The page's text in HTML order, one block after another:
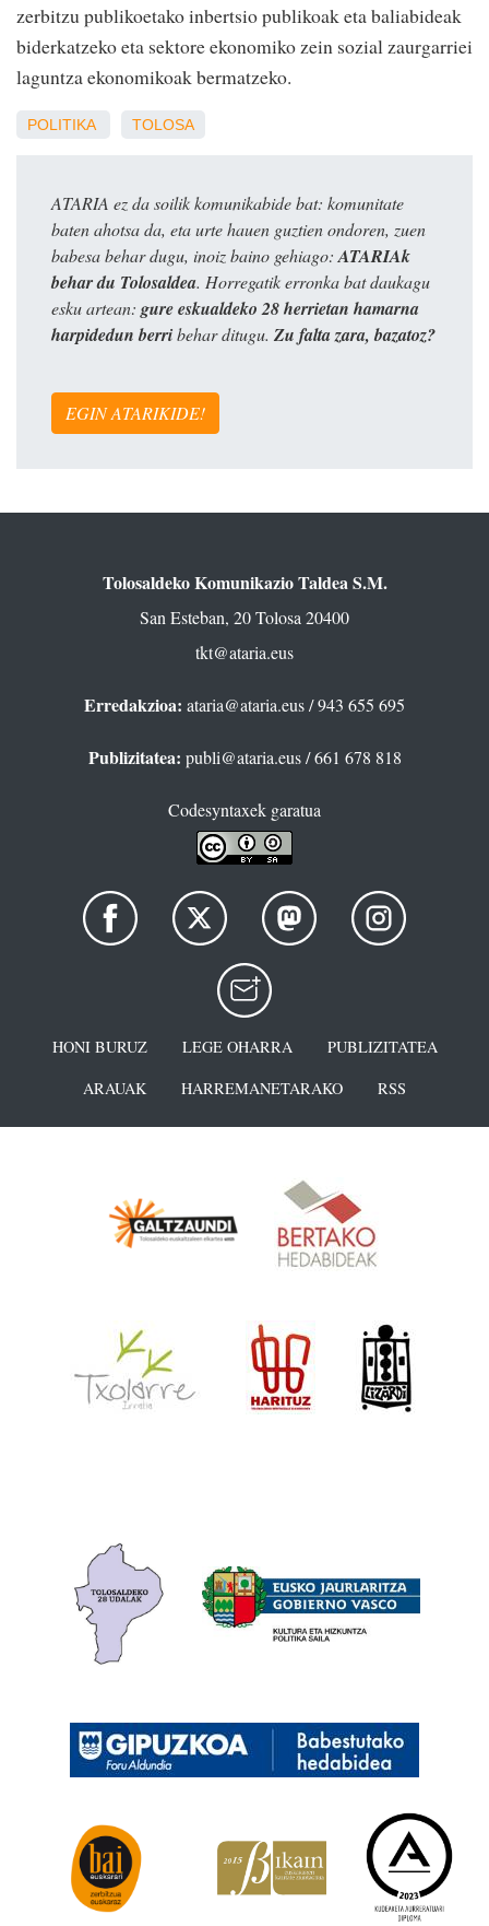
zerbitzu publikoetako inbertsio publikoak eta baliabideak
biderkatzeko eta sektore ekonomiko zein sozial zaurgarriei
laguntza ekonomikoak bermatzeko.
POLITIKA TOLOSA
ATARIA ez da soilik komunikabide bat: komunitate
baten ahotsa da, eta urte hauen guztien ondoren, zuen
babesa behar dugu, inoiz baino gehiago: ATARIAk
behar du Tolosaldea. Horregatik erronka bat daukagu
esku artean: gure eskualdeko 28 herrietan hamarna
harpidedun berribehar ditugu. Zu falta zara, bazatoz?
EGIN ATARIKIDE!
Tolosaldeko Komunikazio Taldea S.M.
San Esteban, 20 Tolosa 20400
tkt@ataria.eus
Erredakzioa: ataria@ataria.eus/ 943 655 695
Publizitatea: publi@ataria.eus/ 661 678 818
Codesyntaxek garatua
HONI BURUZ LEGE OHARRA
PUBLIZITATEA
ARAUAK
HARREMANETARAKO RSS